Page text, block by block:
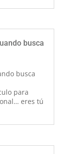
busca
busca
para
eres tú